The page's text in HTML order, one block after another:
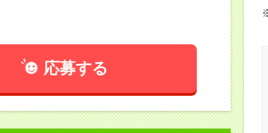
応募する